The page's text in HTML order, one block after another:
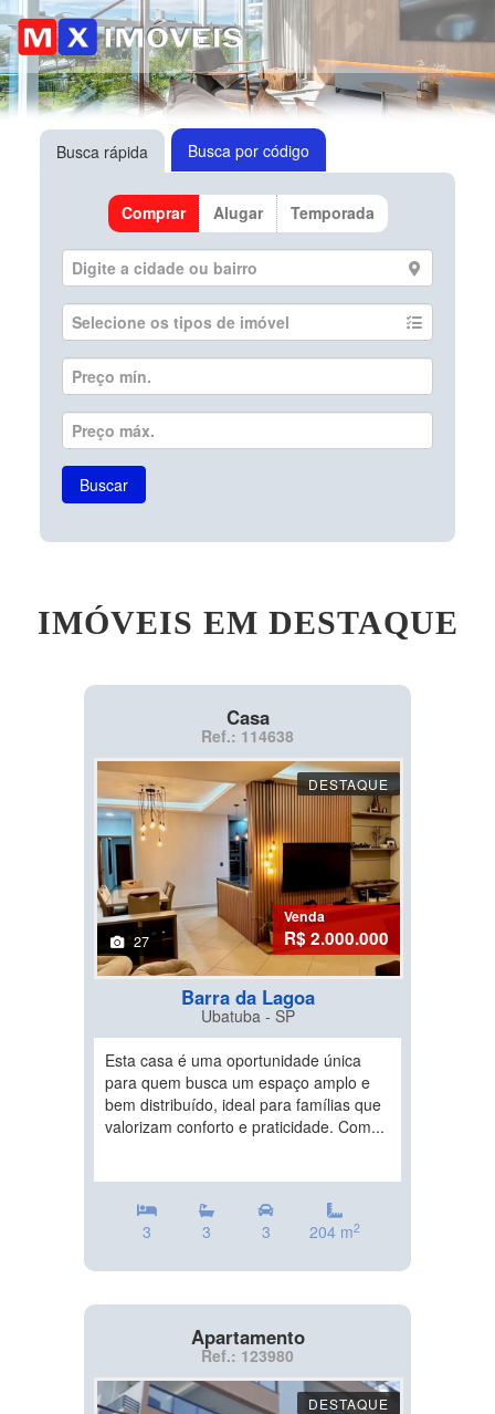
Busca rápida Busca por código
Comprar Alugar Temporada
IMÓVEIS EM DESTAQUE
Casa
Ref.: 114638
DESTAQUE
27
Venda
R$ 2.000.000
Barra da Lagoa
Ubatuba - SP
Esta casa é uma oportunidade única
para quem busca um espaço amplo e
bem distribuído, ideal para famílias que
valorizam conforto e praticidade. Com...
3 3 3 204 m2
Apartamento
Ref.: 123980
DESTAQUE